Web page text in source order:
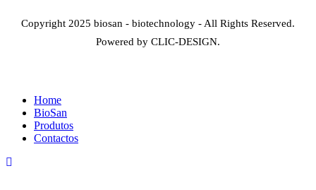
Copyright 2025 biosan - biotechnology - All Rights Reserved.
Powered by CLIC-DESIGN.
Home
BioSan
Produtos
Contactos